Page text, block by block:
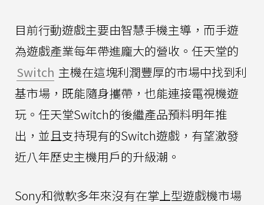
目前行動遊戲主要由智慧手機主導，而手遊
為遊戲產業每年帶進龐大的營收。任天堂的
Switch 主機在這塊利潤豐厚的市場中找到利
基市場，既能隨身攜帶，也能連接電視機遊
玩。任天堂Switch的後繼產品預料明年推
出，並且支持現有的Switch遊戲，有望激發
近八年歷史主機用戶的升級潮。
Sony和微軟多年來沒有在掌上型遊戲機市場